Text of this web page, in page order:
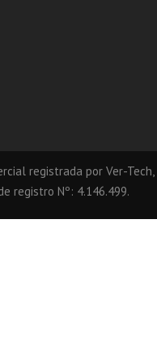
registrada por Ver-Tech,
registro Nº: 4.146.499.